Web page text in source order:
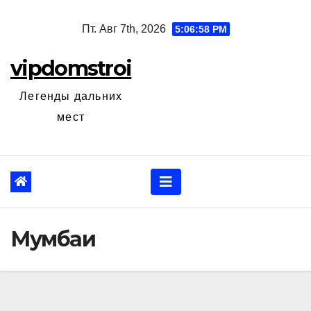
Пт. Авг 7th, 2026 5:06:59 PM
vipdomstroi
Легенды дальних
мест
Мумбаи